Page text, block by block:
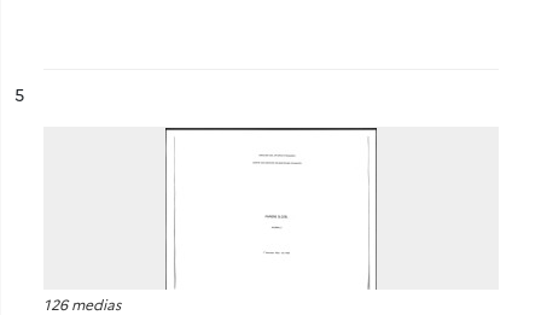
n°
5
126 medias